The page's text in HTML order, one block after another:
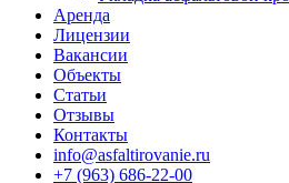
Аренда
Лицензии
Вакансии
Объекты
Статьи
Отзывы
Контакты
info@asfaltirovanie.ru
+7 (963) 686-22-00